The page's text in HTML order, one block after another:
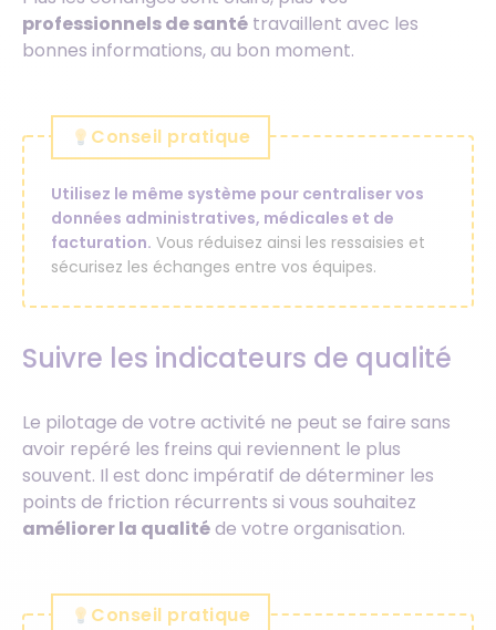
professionnels de santé travaillent avec les
bonnes informations, au bon moment.
Conseil pratique
Utilisez le même système pour centraliser vos
données administratives, médicales et de
facturation. Vous réduisez ainsi les ressaisies et
sécurisez les échanges entre vos équipes.
Suivre les indicateurs de qualité
Le pilotage de votre activité ne peut se faire sans
avoir repéré les freins qui reviennent le plus
souvent. Il est donc impératif de déterminer les
points de friction récurrents si vous souhaitez
améliorer la qualitéde votre organisation.
Conseil pratique